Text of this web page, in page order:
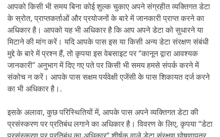
आपको किसी भी समय बिना कोई शुल्क चुकाए अपने संग्रहीत व्यक्तिगत डेटा
के स्रोत, प्राप्तकर्ताओं और प्रयोजनों के बारे में जानकारी प्राप्त करने का
अधिकार है। आपको यह भी अधिकार है कि आप अपने डेटा को सुधारने या
मिटाने की मांग करें। यदि आपके पास इस या किसी अन्य डेटा संरक्षण संबंधी
मुद्दे के बारे में प्रश्न हैं, तो कृपया इस वेबसाइट पर “कानून द्वारा आवश्यक
जानकारी” अनुभाग में दिए गए पते पर किसी भी समय हमसे संपर्क करने में
संकोच न करें। आपके पास सक्षम पर्यवेक्षी एजेंसी के पास शिकायत दर्ज करने
का भी अधिकार है।.
इसके अलावा, कुछ परिस्थितियों में, आपके पास अपने व्यक्तिगत डेटा की
प्रसंस्करण पर प्रतिबंध लगाने का अधिकार है। विवरण के लिए, कृपया “डेटा